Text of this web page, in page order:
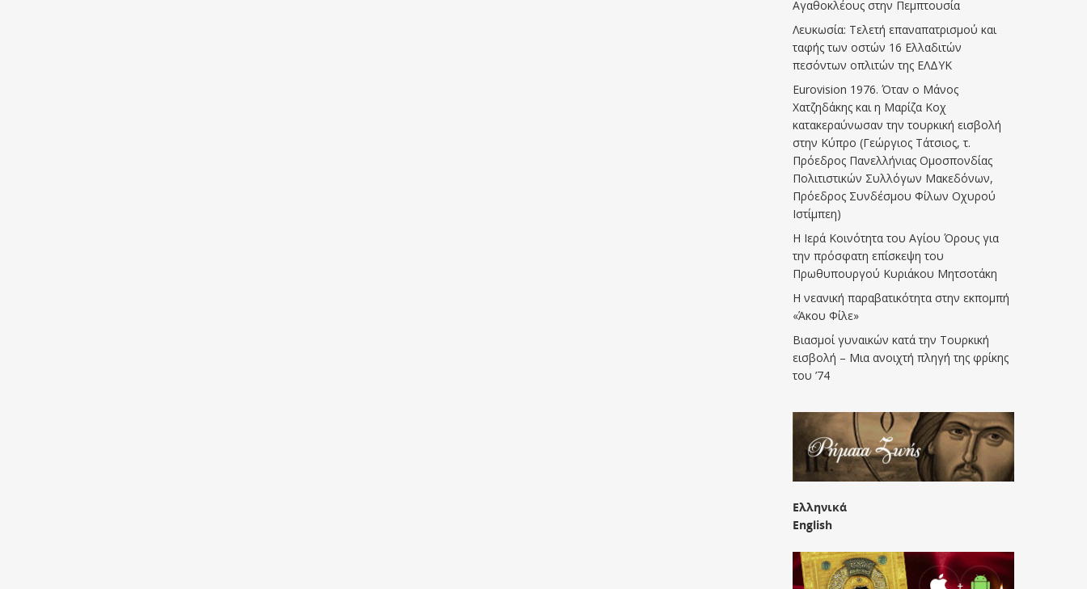
Αγαθοκλέους στην Πεμπτουσία
Λευκωσία: Τελετή επαναπατρισμού και
ταφής των οστών 16 Ελλαδιτών
πεσόντων οπλιτών της ΕΛΔΥΚ
Eurovision 1976. Όταν ο Μάνος
Χατζηδάκης και η Μαρίζα Κοχ
κατακεραύνωσαν την τουρκική εισβολή
στην Κύπρο (Γεώργιος Τάτσιος, τ.
Πρόεδρος Πανελλήνιας Ομοσπονδίας
Πολιτιστικών Συλλόγων Μακεδόνων,
Πρόεδρος Συνδέσμου Φίλων Οχυρού
Ιστίμπεη)
Η Ιερά Κοινότητα του Αγίου Όρους για
την πρόσφατη επίσκεψη του
Πρωθυπουργού Κυριάκου Μητσοτάκη
Η νεανική παραβατικότητα στην εκπομπή
«Άκου Φίλε»
Βιασμοί γυναικών κατά την Τουρκική
εισβολή – Μια ανοιχτή πληγή της φρίκης
του ’74
Ελληνικά
English